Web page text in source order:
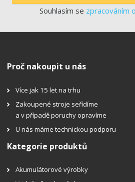
Souhlasím se zpracováním
Proč nakoupit u nás
Více jak 15 let na trhu
Zakoupené stroje seřídíme
a v případě poruchy opravíme
U nás máme technickou podporu
Kategorie produktů
Akumulátorové výrobky